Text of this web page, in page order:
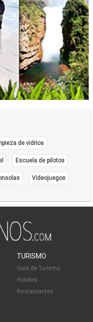
de vidrios
Escuela de pilotos
Videojuegos
TURISMO
Guía de Turismo
Hoteles
Restaurantes